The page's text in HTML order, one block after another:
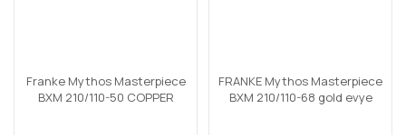
Franke Mythos Masterpiece
BXM 210/110-50 COPPER
FRANKE Mythos Masterpiece
BXM 210/110-68 gold evye